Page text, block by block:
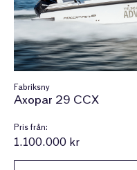
Fabriksny
Axopar 29 CCX
Pris från:
1.100.000 kr